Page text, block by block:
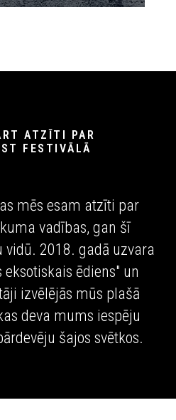
ATZĪTI PAR
FESTIVĀLĀ
mēs esam atzīti par
vadības, gan šī
2018. gadā uzvara
ēdiens" un
izvēlējās mūs plašā
deva mums iespēju
šajos svētkos.